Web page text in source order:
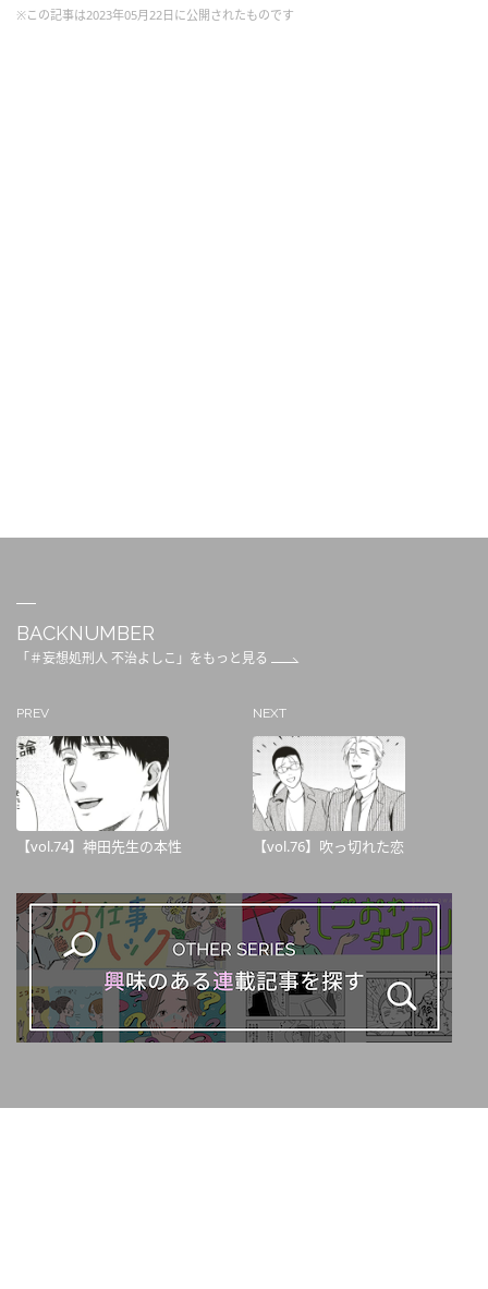
※この記事は2023年05月22日に公開されたものです
BACKNUMBER
「＃妄想処刑人 不治よしこ」をもっと見る
PREV
【vol.74】神田先生の本性
NEXT
【vol.76】吹っ切れた恋